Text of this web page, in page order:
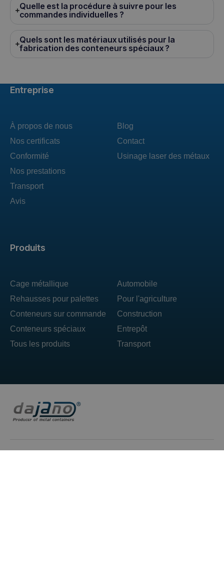
Quelle est la procédure à suivre pour les
commandes individuelles ?
Quels sont les matériaux utilisés pour la
fabrication des conteneurs spéciaux ?
Produits
Cage métallique
Rehausses pour palettes
Conteneurs sur commande
Conteneurs spéciaux
Tous les produits
Automobile
Pour l'agriculture
Construction
Entrepôt
Transport
Entreprise
À propos de nous
Nos certificats
Conformité
Nos prestations
Transport
Avis
Blog
Contact
Usinage laser des métaux